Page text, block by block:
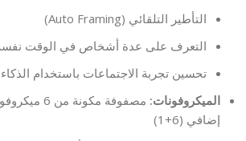
التأطير التلقائي (Auto Framing)
التعرف على عدة أشخاص في الوقت
تحسين تجربة الاجتماعات باستخدام
الميكروفونات:
مصفوفة
إضافي (6+1)